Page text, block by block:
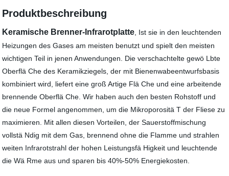
Produktbeschreibung
Keramische Brenner-Infrarotplatte , Ist sie in den leuchtenden
Heizungen des Gases am meisten benutzt und spielt den meisten
wichtigen Teil in jenen Anwendungen. Die verschachtelte gewö Lbte
Oberflä Che des Keramikziegels, der mit Bienenwabeentwurfsbasis
kombiniert wird, liefert eine groß Artige Flä Che und eine arbeitende
brennende Oberflä Che. Wir haben auch den besten Rohstoff und
die neue Formel angenommen, um die Mikroporositä T der Fliese zu
maximieren. Mit allen diesen Vorteilen, der Sauerstoffmischung
vollstä Ndig mit dem Gas, brennend ohne die Flamme und strahlen
weiten Infrarotstrahl der hohen Leistungsfä Higkeit und leuchtende
die Wä Rme aus und sparen bis 40%-50% Energiekosten.